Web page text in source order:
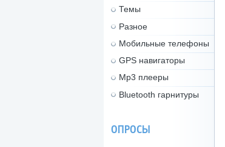
Темы
Разное
Мобильные телефоны
GPS навигаторы
Mp3 плееры
Bluetooth гарнитуры
ОПРОСЫ